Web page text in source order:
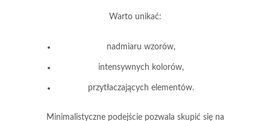
Warto unikać:
nadmiaru wzorów,
intensywnych kolorów,
przytłaczających elementów.
Minimalistyczne podejściepozwala skupić się na